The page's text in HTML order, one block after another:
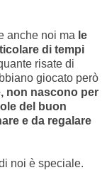
anche noi ma le
di tempi
risate di
giocato però
non nascono per
del buon
e da regalare
noi è speciale.